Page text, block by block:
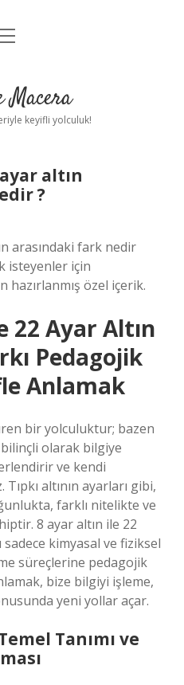
Uyarı
Macera
keyifli yolculuk!
altın
?
arasındaki fark nedir
isteyenler için
özel içerik.
22 Ayar Altın
Pedagojik
Anlamak
bir yolculuktur; bazen
olarak bilgiye
ve kendi
altının ayarları gibi,
farklı nitelikte ve
8 ayar altın ile 22
sadece kimyasal ve fiziksel
süreçlerine pedagojik
bize bilgiyi işleme,
yeni yollar açar.
Tanımı ve